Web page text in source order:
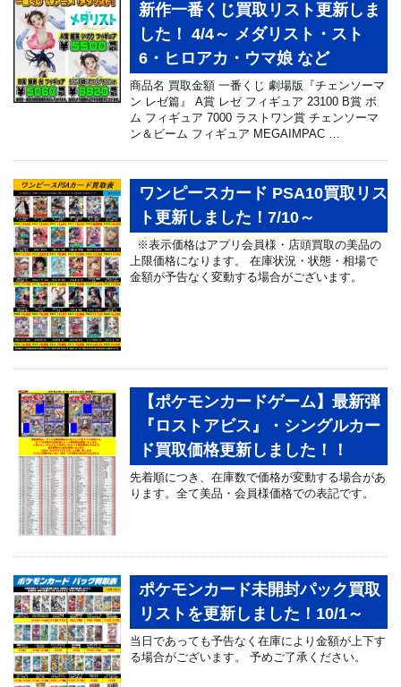
新作一番くじ買取リスト更新しま
した！ 4/4～ メダリスト・スト
6・ヒロアカ・ウマ娘 など
商品名 買取金額 一番くじ 劇場版『チェンソーマ
ン レゼ篇』 A賞 レゼ フィギュア 23100 B賞 ボ
ム フィギュア 7000 ラストワン賞 チェンソーマ
ン＆ビーム フィギュア MEGAIMPAC …
ワンピースカード PSA10買取リス
ト更新しました！7/10～
※表示価格はアプリ会員様・店頭買取の美品の
上限価格になります。 在庫状況・状態・相場で
金額が予告なく変動する場合がございます。
【ポケモンカードゲーム】最新弾
『ロストアビス』・シングルカー
ド買取価格更新しました！！
先着順につき、在庫数で価格が変動する場合があ
ります。全て美品・会員様価格での表記です。
ポケモンカード未開封パック買取
リストを更新しました！10/1～
当日であっても予告なく在庫により金額が上下す
る場合がございます。 予めご了承ください。